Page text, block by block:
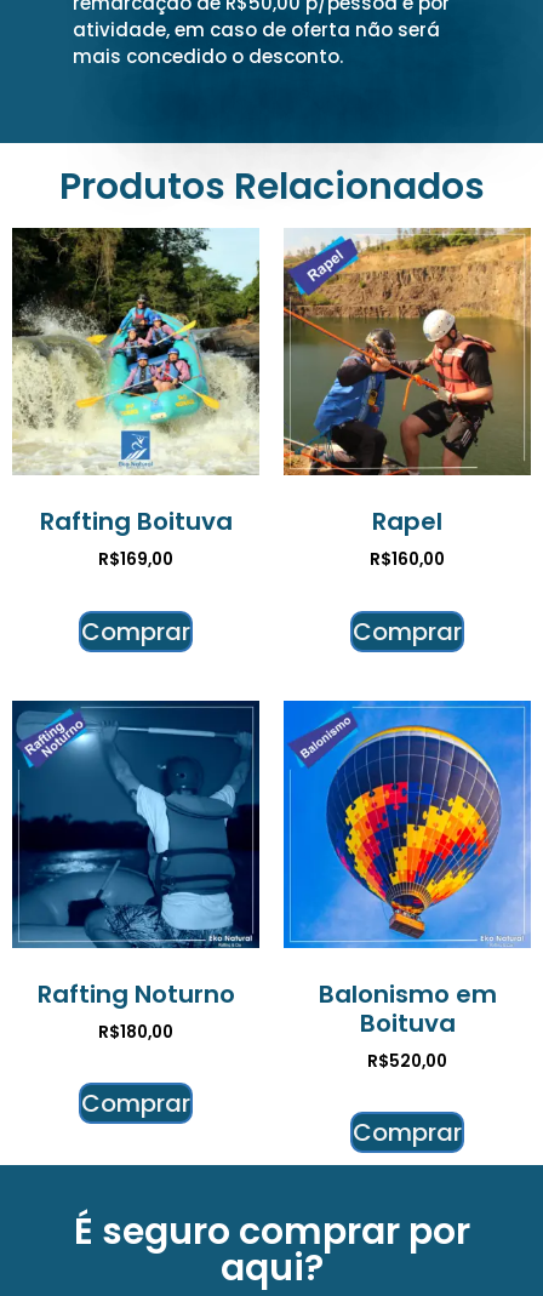
atividade, em caso de oferta não será
mais concedido o desconto.
Produtos Relacionados
Rafting Boituva
R$169,00
Comprar
Rapel
R$160,00
Comprar
Rafting Noturno
R$180,00
Comprar
Balonismo em
Boituva
R$520,00
Comprar
É seguro comprar por
aqui?